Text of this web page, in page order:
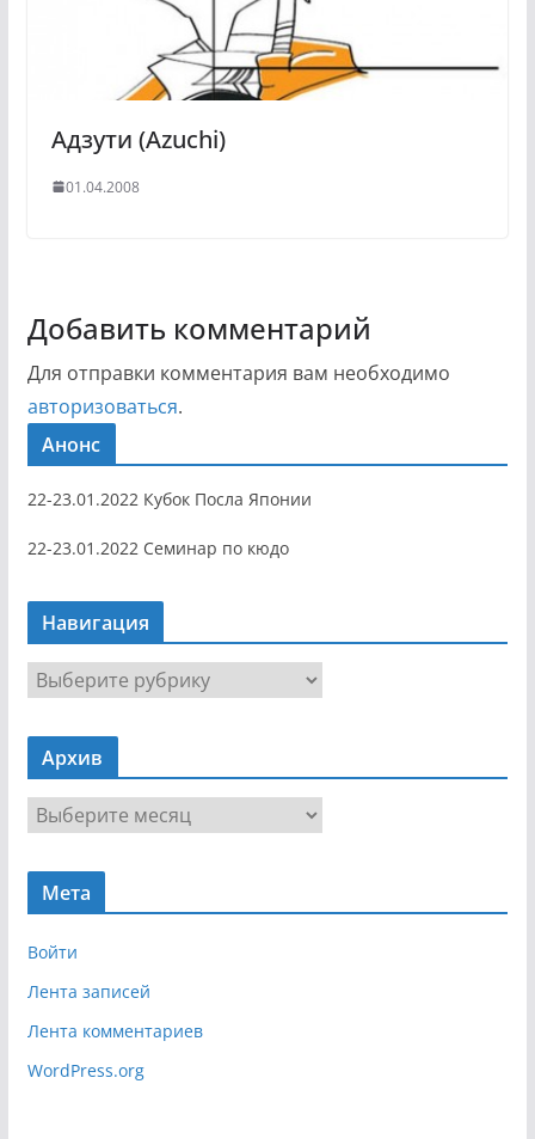
Адзути (Azuchi)
01.04.2008
Добавить комментарий
Для отправки комментария вам необходимо
авторизоваться.
Анонс
22-23.01.2022 Кубок Посла Японии
22-23.01.2022 Семинар по кюдо
Навигация
Н
а
в
г
я
Архив
р
х
Мета
Войти
Лента записей
Лента комментариев
WordPress.org